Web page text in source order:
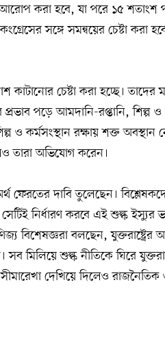
করা হবে, যা পরে ১৫ শতাংশ
সঙ্গে সমন্বয়ের চেষ্টা করা
কাটানোর চেষ্টা করা হচ্ছে।
পড়ে আমদানি-রপ্তানি, শিল্প ও
ও কর্মসংস্থান রক্ষায় শক্ত
তারা অভিযোগ করেন।
ফেরতের দাবি তুলেছেন।
নির্ধারণ করবে এই শুল্ক ইস্যুর
বিশেষজ্ঞরা বলছেন, যুক্তরাষ্ট্রের
মিলিয়ে শুল্ক নীতিকে ঘিরে
দেখিয়ে দিলেও